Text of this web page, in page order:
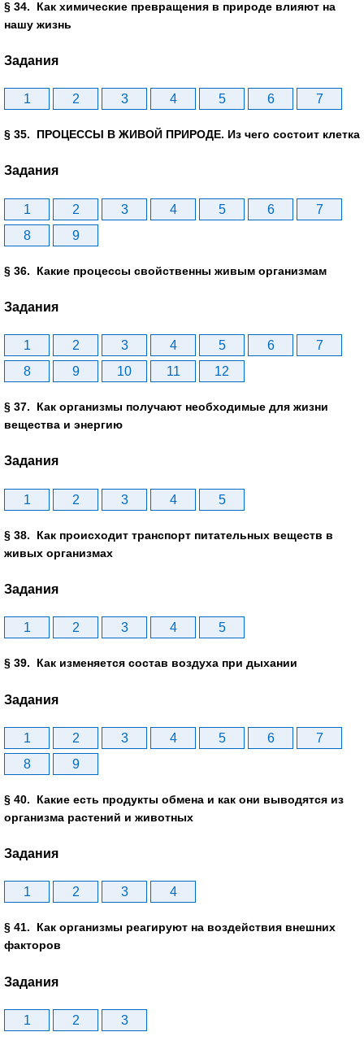
§ 34. Как химические превращения в природе влияют на
нашу жизнь
Задания
1 2 3 4 5 6 7
§ 35. ПРОЦЕССЫ В ЖИВОЙ ПРИРОДЕ. Из чего состоит клетка
Задания
1 2 3 4 5 6
7
8
9
§ 36. Какие процессы свойственны живым организмам
Задания
1 2 3 4 5 6
7
8
9 10 11 12
§ 37. Как организмы получают необходимые для жизни
вещества и энергию
Задания
1 2 3 4 5
§ 38. Как происходит транспорт питательных веществ в
живых организмах
Задания
1 2 3 4 5
§ 39. Как изменяется состав воздуха при дыхании
Задания
1 2 3 4 5 6
7
8
9
§ 40. Какие есть продукты обмена и как они выводятся из
организма растений и животных
Задания
1 2 3 4
§ 41. Как организмы реагируют на воздействия внешних
факторов
Задания
1 2 3